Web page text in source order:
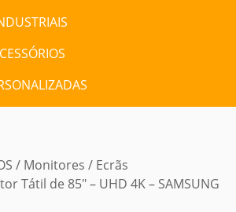
/ Monitores / Ecrãs
Tátil de 85″ – UHD 4K – SAMSUNG